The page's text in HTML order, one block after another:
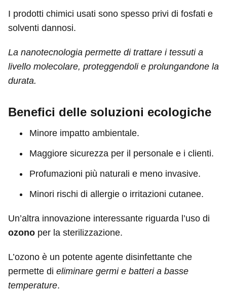
I prodotti chimici usati sono spesso privi di fosfati e
solventi dannosi.
La nanotecnologia permette di trattare i tessuti a
livello molecolare, proteggendoli e prolungandone la
durata.
Benefici delle soluzioni ecologiche
Minore impatto ambientale.
Maggiore sicurezza per il personale e i clienti.
Profumazioni più naturali e meno invasive.
Minori rischi di allergie o irritazioni cutanee.
Un’altra innovazione interessante riguarda l’uso di
ozono per la sterilizzazione.
L’ozono è un potente agente disinfettante che
permette di eliminare germi e batteri a basse
temperature.